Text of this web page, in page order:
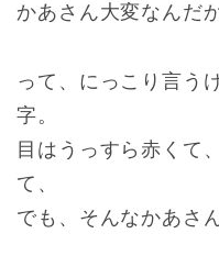
かあさん大変なんだ
って、にっこり言う
字。
目はうっすら赤くて
て、
でも、そんなかあさ